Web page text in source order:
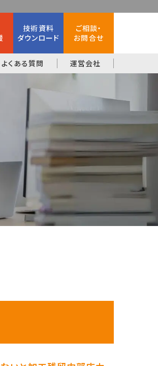
技術資料
ダウンロード
ご相談・
お問合せ
よくある質問 運営会社